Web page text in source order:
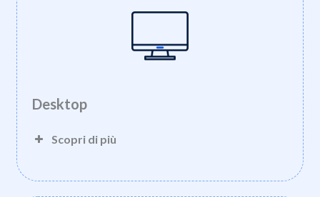
Desktop
Scopri di più